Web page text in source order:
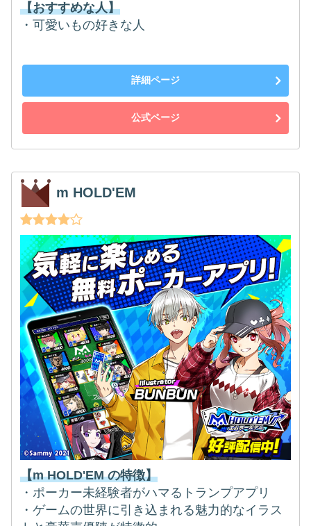
【おすすめな人】
・可愛いもの好きな人
詳細ページ
公式ページ
m HOLD'EM
【m HOLD'EM の特徴】
・ポーカー未経験者がハマるトランプアプリ
・ゲームの世界に引き込まれる魅力的なイラス